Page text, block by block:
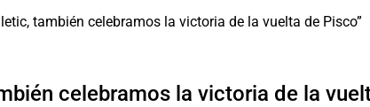
celebramos la victoria de la